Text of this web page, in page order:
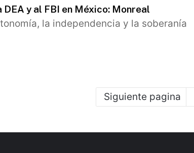
y al FBI en México: Monreal
la independencia y la soberanía
Siguiente pagina